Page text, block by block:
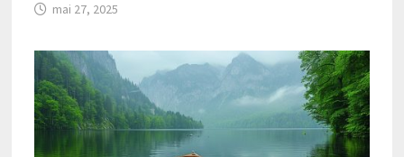
mai 27, 2025